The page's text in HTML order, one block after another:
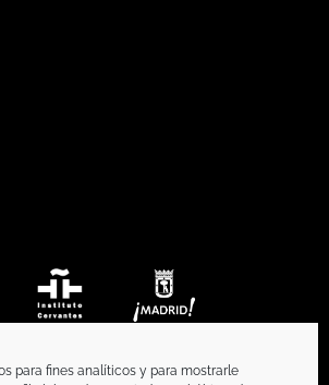
para fines analíticos y para mostrarle